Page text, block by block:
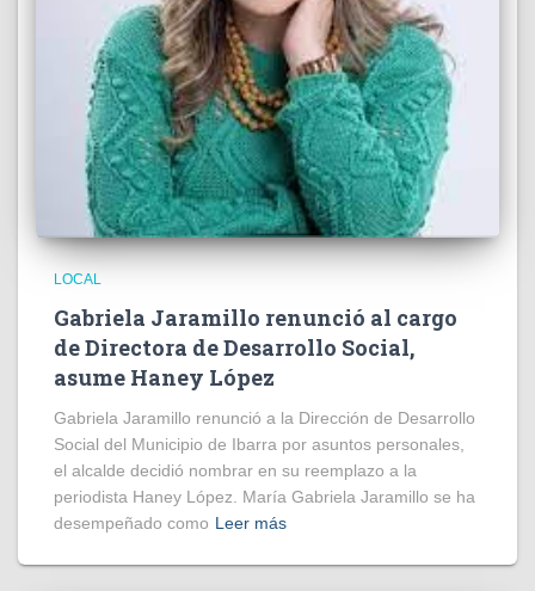
LOCAL
Gabriela Jaramillo renunció al cargo
de Directora de Desarrollo Social,
asume Haney López
Gabriela Jaramillo renunció a la Dirección de Desarrollo
Social del Municipio de Ibarra por asuntos personales,
el alcalde decidió nombrar en su reemplazo a la
periodista Haney López. María Gabriela Jaramillo se ha
desempeñado como Leer más